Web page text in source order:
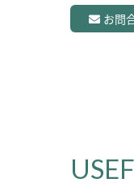
お問